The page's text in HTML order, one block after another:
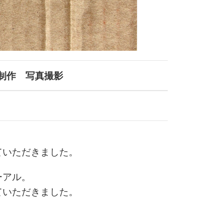
作 写真撮影
ただきました。
ル。
ただきました。